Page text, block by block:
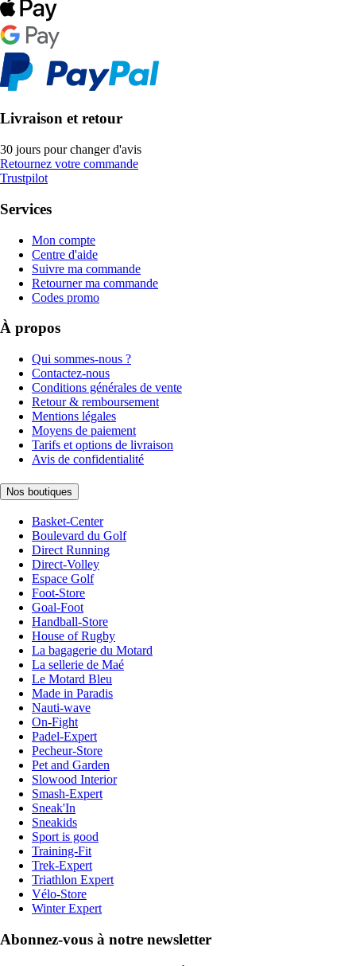
Livraison et retour
30 jours pour changer d'avis
Retournez votre commande
Trustpilot
Services
Mon compte
Centre d'aide
Suivre ma commande
Retourner ma commande
Codes promo
À propos
Qui sommes-nous ?
Contactez-nous
Conditions générales de vente
Retour & remboursement
Mentions légales
Moyens de paiement
Tarifs et options de livraison
Avis de confidentialité
Nos boutiques
Basket-Center
Boulevard du Golf
Direct Running
Direct-Volley
Espace Golf
Foot-Store
Goal-Foot
Handball-Store
House of Rugby
La bagagerie du Motard
La sellerie de Maé
Le Motard Bleu
Made in Paradis
Nauti-wave
On-Fight
Padel-Expert
Pecheur-Store
Pet and Garden
Slowood Interior
Smash-Expert
Sneak'In
Sneakids
Sport is good
Training-Fit
Trek-Expert
Triathlon Expert
Vélo-Store
Winter Expert
Abonnez-vous à notre newsletter